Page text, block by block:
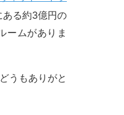
る約3億円の
ームがありま
うもありがと